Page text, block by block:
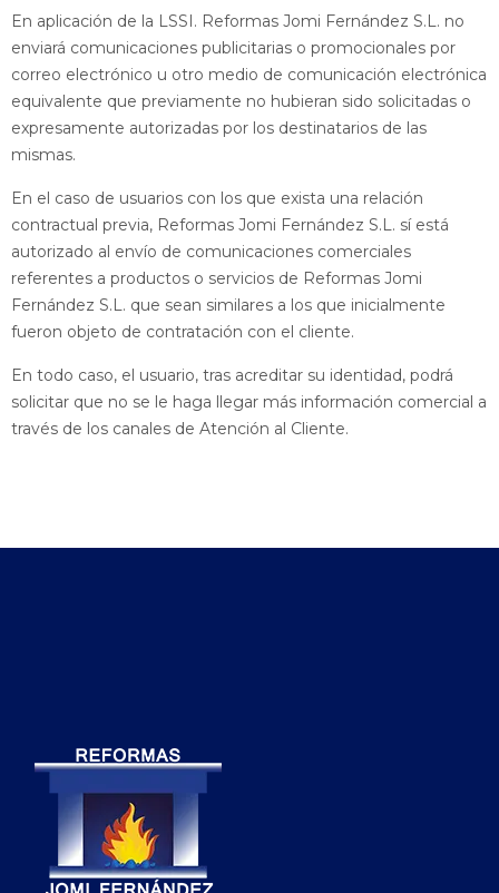
En aplicación de la LSSI. Reformas Jomi Fernández S.L. no
enviará comunicaciones publicitarias o promocionales por
correo electrónico u otro medio de comunicación electrónica
equivalente que previamente no hubieran sido solicitadas o
expresamente autorizadas por los destinatarios de las
mismas.
En el caso de usuarios con los que exista una relación
contractual previa, Reformas Jomi Fernández S.L. sí está
autorizado al envío de comunicaciones comerciales
referentes a productos o servicios de Reformas Jomi
Fernández S.L. que sean similares a los que inicialmente
fueron objeto de contratación con el cliente.
En todo caso, el usuario, tras acreditar su identidad, podrá
solicitar que no se le haga llegar más información comercial a
través de los canales de Atención al Cliente.